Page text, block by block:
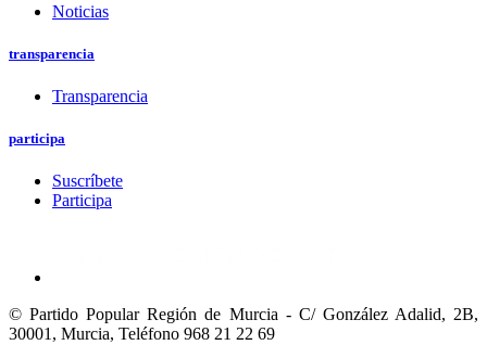
Noticias
transparencia
Transparencia
participa
Suscríbete
Participa
© Partido Popular Región de Murcia - C/ González Adalid, 2B,
30001, Murcia, Teléfono 968 21 22 69